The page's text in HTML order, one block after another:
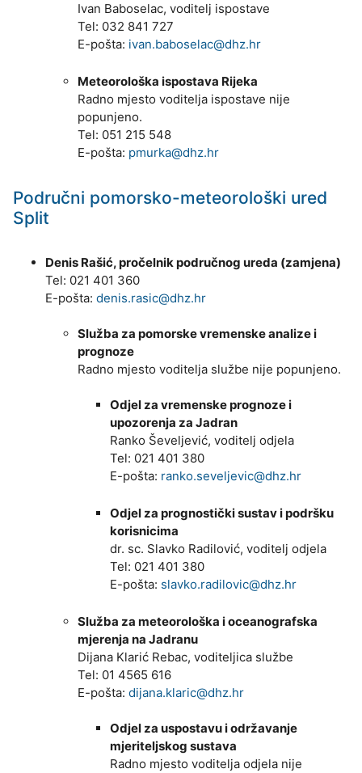
Ivan Baboselac, voditelj ispostave
Tel: 032 841 727
E-pošta: ivan.baboselac@dhz.hr
Meteorološka ispostava Rijeka
Radno mjesto voditelja ispostave nije
popunjeno.
Tel: 051 215 548
E-pošta: pmurka@dhz.hr
Područni pomorsko-meteorološki ured
Split
Denis Rašić, pročelnik područnog ureda (zamjena)
Tel: 021 401 360
E-pošta: denis.rasic@dhz.hr
Služba za pomorske vremenske analize i
prognoze
Radno mjesto voditelja službe nije popunjeno.
Odjel za vremenske prognoze i
upozorenja za Jadran
Ranko Ševeljević, voditelj odjela
Tel: 021 401 380
E-pošta: ranko.seveljevic@dhz.hr
Odjel za prognostički sustav i podršku
korisnicima
dr. sc. Slavko Radilović, voditelj odjela
Tel: 021 401 380
E-pošta: slavko.radilovic@dhz.hr
Služba za meteorološka i oceanografska
mjerenja na Jadranu
Dijana Klarić Rebac, voditeljica službe
Tel: 01 4565 616
E-pošta: dijana.klaric@dhz.hr
Odjel za uspostavu i održavanje
mjeriteljskog sustava
Radno mjesto voditelja odjela nije